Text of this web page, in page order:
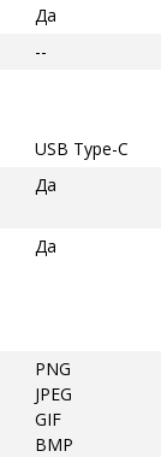
Да
--
USB Type-C
Да
Да
PNG
JPEG
GIF
BMP